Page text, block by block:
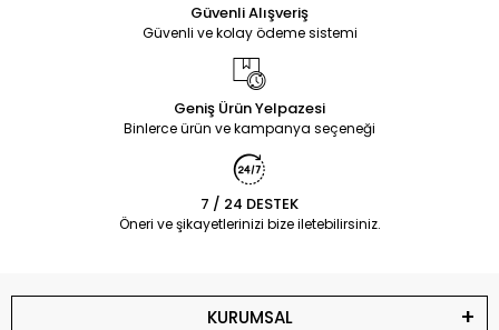
Güvenli Alışveriş
Güvenli ve kolay ödeme sistemi
Geniş Ürün Yelpazesi
Binlerce ürün ve kampanya seçeneği
7 / 24 DESTEK
Öneri ve şikayetlerinizi bize iletebilirsiniz.
KURUMSAL